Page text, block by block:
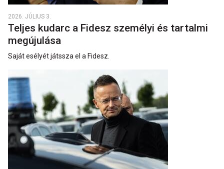
2026. JÚLIUS 3.
Teljes kudarc a Fidesz személyi és tartalmi
megújulása
Saját esélyét játssza el a Fidesz.